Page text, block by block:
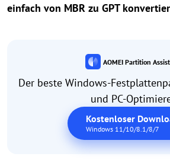
einfach von MBR zu GPT
AOMEI Partition
Der beste Windows-
und PC-
Kostenloser
Windows 11/10/8.1/8/7